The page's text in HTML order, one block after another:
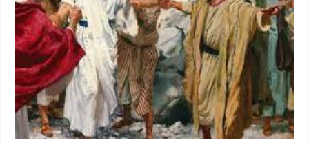
Lực
Sống
CN
4
Thường
Niên
C